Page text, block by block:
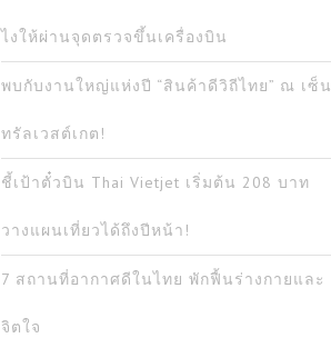
ไงให้ผ่านจุดตรวจขึ้นเครื่องบิน
พบกับงานใหญ่แห่งปี “สินค้าดีวิถีไทย” ณ เซ็น
ทรัลเวสต์เกต!
ชี้เป้าตั๋วบิน Thai Vietjet เริ่มต้น 208 บาท
วางแผนเที่ยวได้ถึงปีหน้า!
7 สถานที่อากาศดีในไทย พักฟื้นร่างกายและ
จิตใจ